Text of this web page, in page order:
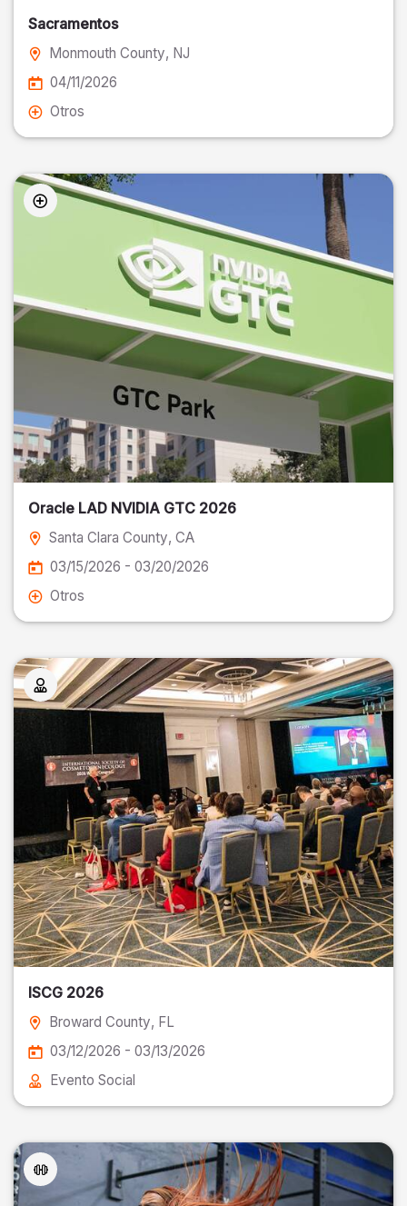
Sacramentos
Monmouth County, NJ
04/11/2026
Otros
Oracle LAD NVIDIA GTC 2026
Santa Clara County, CA
03/15/2026 - 03/20/2026
Otros
ISCG 2026
Broward County, FL
03/12/2026 - 03/13/2026
Evento Social